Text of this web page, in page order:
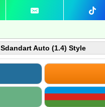
Sdandart Auto (1.4) Style